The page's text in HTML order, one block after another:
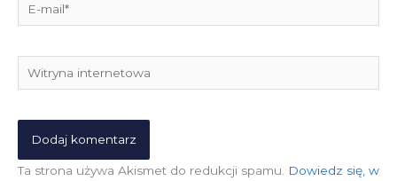
mail*
Witryna
internetowa
Ta strona używa Akismet do redukcji spamu. Dowiedz się, w